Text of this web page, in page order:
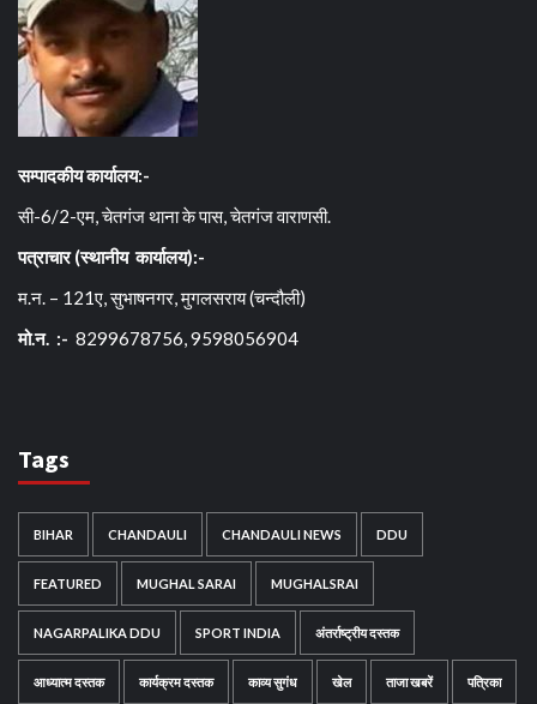
सम्पादकीय कार्यालय:-
सी-6/2-एम, चेतगंज थाना के पास, चेतगंज वाराणसी.
पत्राचार (स्थानीय कार्यालय):-
म.न. – 121ए, सुभाषनगर, मुगलसराय (चन्दौली)
मो.न. :- 8299678756, 9598056904
Tags
BIHAR CHANDAULI CHANDAULI NEWS DDU
FEATURED MUGHAL SARAI MUGHALSRAI
NAGARPALIKA DDU SPORT INDIA अंतर्राष्ट्रीय दस्तक
आध्यात्म दस्तक कार्यक्रम दस्तक काव्य सुगंध खेल ताजा खबरें पत्रिका